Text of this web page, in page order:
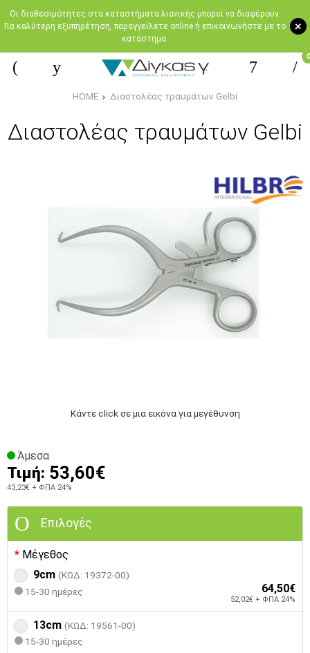
+
Oι διαθεσιμότητες στα καταστήματα λιανικής μπορεί να διαφέρουν.
Για καλύτερη εξυπηρέτηση, παραγγείλετε online ή επικοινωνήστε με το
κατάστημα.
0
HOME Διαστολέας τραυμάτων Gelbi
Διαστολέας τραυμάτων Gelbi
Κάντε click σε μια εικόνα για μεγέθυνση
Άμεσα
Τιμή: 53,60€
43,23€ + ΦΠΑ 24%
Επιλογές
Μέγεθος
9cm (ΚΩΔ: 19372-00)
15-30 ημέρες
64,50€
52,02€ + ΦΠΑ 24%
13cm (ΚΩΔ: 19561-00)
15-30 ημέρες